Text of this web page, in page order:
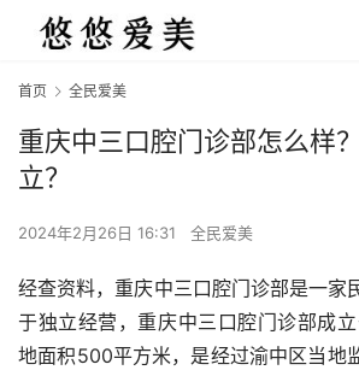
首页 全民爱美
重庆中三口腔门诊部怎么样
立？
2024年2月26日 16:31 全民爱美
经查资料，重庆中三口腔门诊部是一家
于独立经营，重庆中三口腔门诊部成
地面积500平方米，是经过渝中区当地